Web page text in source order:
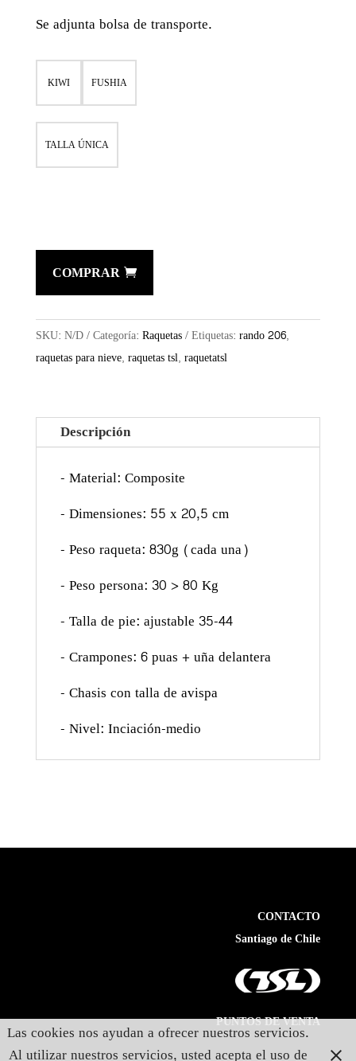
Se adjunta bolsa de transporte.
KIWI FUSHIA
TALLA ÚNICA
COMPRAR
SKU: N/D Categoría: Raquetas Etiquetas: rando 206,
raquetas para nieve, raquetas tsl, raquetatsl
Descripción
- Material: Composite
- Dimensiones: 55 x 20,5 cm
- Peso raqueta: 830g (cada una)
- Peso persona: 30 > 80 Kg
- Talla de pie: ajustable 35-44
- Crampones: 6 puas + uña delantera
- Chasis con talla de avispa
- Nivel: Inciación-medio
CONTACTO
Santiago de Chile
PUNTOS DE VENTA
Las cookies nos ayudan a ofrecer nuestros servicios.
Al utilizar nuestros servicios, usted acepta el uso de